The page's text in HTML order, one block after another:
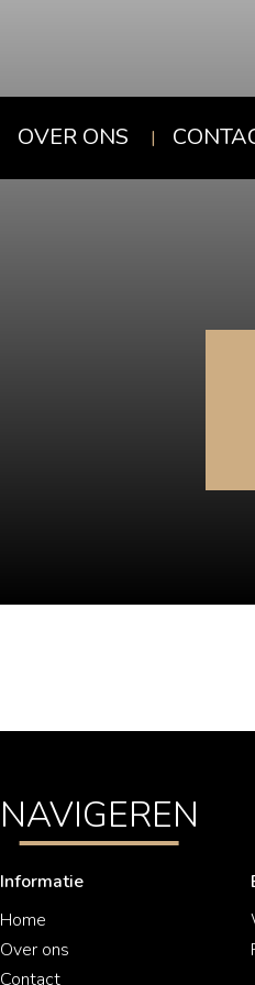
OVER ONS
NAVIGEREN
Informatie
Home
Over ons
Contact